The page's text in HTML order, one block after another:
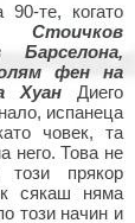
90-те, когато
Стоичков
Барселона,
фен на
Хуан Диего
испанеца
човек, та
него. Това не
прякор
сякаш няма
този начин и